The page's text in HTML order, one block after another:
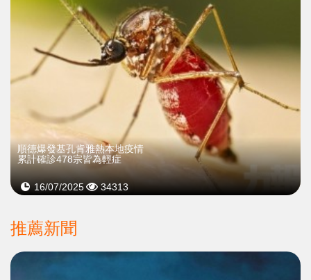
順德爆發基孔肯雅熱本地疫情
累計確診478宗皆為輕症
16/07/2025 34313
推薦新聞